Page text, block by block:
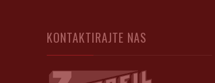
KONTAKTIRAJTE NAS